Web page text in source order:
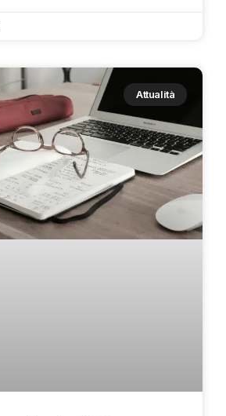
Attualità